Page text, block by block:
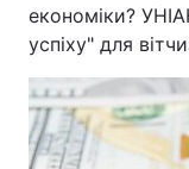
економіки?
успіху" для